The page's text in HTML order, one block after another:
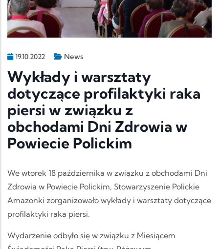
19.10.2022 News
Wykłady i warsztaty
dotyczące profilaktyki raka
piersi w związku z
obchodami Dni Zdrowia w
Powiecie Polickim
We wtorek 18 października w związku z obchodami Dni
Zdrowia w Powiecie Polickim, Stowarzyszenie Polickie
Amazonki zorganizowało wykłady i warsztaty dotyczące
profilaktyki raka piersi.
Wydarzenie odbyło się w związku z Miesiącem